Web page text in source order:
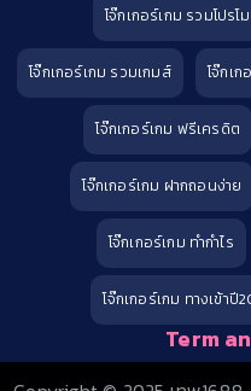
โจ๊กเกอร์เกม รวมโปรโ
โจ๊กเกอร์เกม รวมเกมส์ โจ๊กเ
โจ๊กเกอร์เกม ฟรีเครดิต
โจ๊กเกอร์เกม ฝากถอนง่าย
โจ๊กเกอร์เกม ทำกำไร
โจ๊กเกอร์เกม ทางเข้าปี
Term